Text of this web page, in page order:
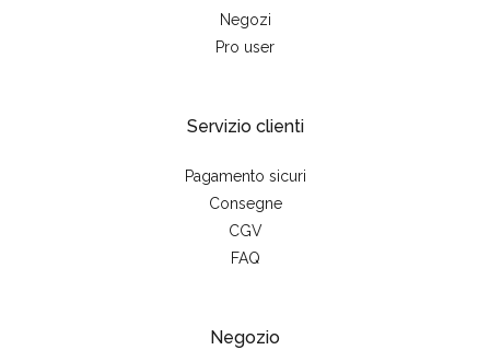
Negozi
Pro user
Servizio clienti
Pagamento sicuri
Consegne
CGV
FAQ
Negozio